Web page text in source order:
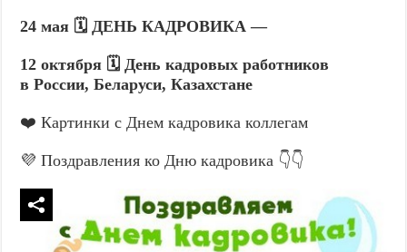
24 мая 🗓️ ДЕНЬ КАДРОВИКА —
12 октября 🗓️ День кадровых работников
в России, Беларуси, Казахстане
❤️ Картинки с Днем кадровика коллегам
💜 Поздравления ко Дню кадровика 👇👇